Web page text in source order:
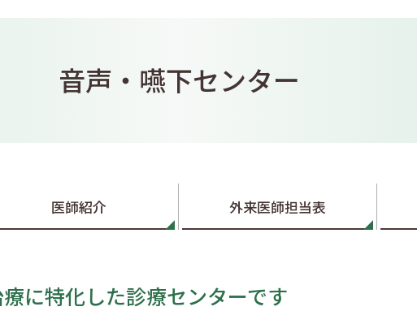
音声・嚥下センター
医師紹介 外来医師担当表
に特化した診療センターです